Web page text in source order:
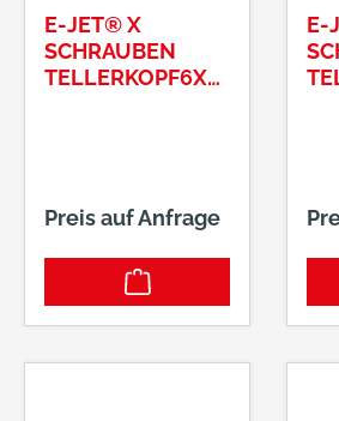
E-JET® X
SCHRAUBEN
TELLERKOPF6X
Preis auf Anfrage
E-